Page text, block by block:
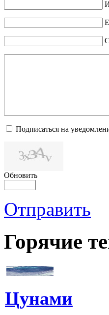
Подписаться на
Обновить
Отправить
Горячие
Цунами